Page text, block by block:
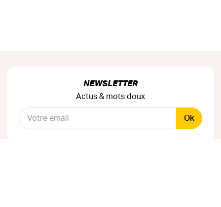
NEWSLETTER
Actus & mots doux
Ok